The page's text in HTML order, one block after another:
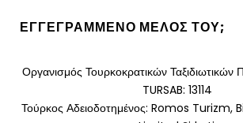
ΕΓΓΕΓΡΑΜΜΈΝΟ ΜΈΛΟΣ ΤΟΥ;
Οργανισμός Τουρκοκρατικών Ταξιδιωτικών
TURSAB: 13114
Τούρκος Αδειοδοτημένος: Romos Turizm,